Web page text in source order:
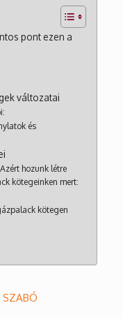
pont ezen a
változatai
és
hozunk létre
kötegeinken mert:
kötegen
SZABÓ